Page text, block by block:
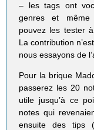
– les tags ont
genres et même
pouvez les tester
La contribution
nous essayons de
Pour la brique
passerez les 20
utile jusqu’à ce
notes qui
ensuite des tips